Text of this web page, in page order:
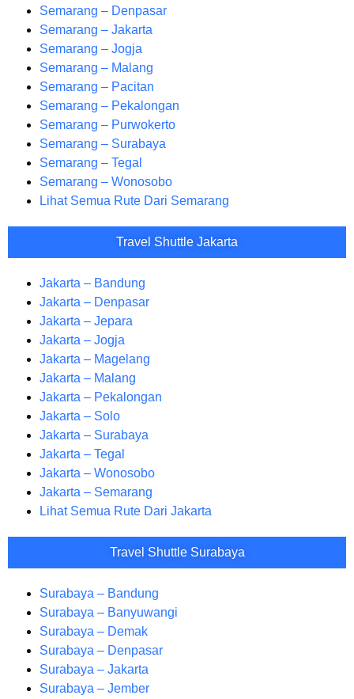
Semarang – Denpasar
Semarang – Jakarta
Semarang – Jogja
Semarang – Malang
Semarang – Pacitan
Semarang – Pekalongan
Semarang – Purwokerto
Semarang – Surabaya
Semarang – Tegal
Semarang – Wonosobo
Lihat Semua Rute Dari Semarang
Travel Shuttle Jakarta
Jakarta – Bandung
Jakarta – Denpasar
Jakarta – Jepara
Jakarta – Jogja
Jakarta – Magelang
Jakarta – Malang
Jakarta – Pekalongan
Jakarta – Solo
Jakarta – Surabaya
Jakarta – Tegal
Jakarta – Wonosobo
Jakarta – Semarang
Lihat Semua Rute Dari Jakarta
Travel Shuttle Surabaya
Surabaya – Bandung
Surabaya – Banyuwangi
Surabaya – Demak
Surabaya – Denpasar
Surabaya – Jakarta
Surabaya – Jember